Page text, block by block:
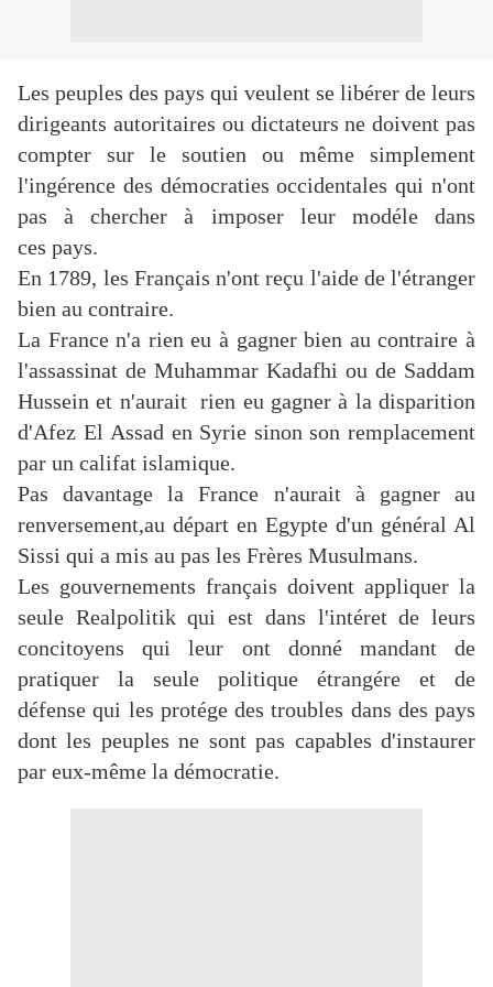
Les peuples des pays qui veulent se libérer de leurs
dirigeants autoritaires ou dictateurs ne doivent pas
compter sur le soutien ou même simplement
l'ingérence des démocraties occidentales qui n'ont
pas à chercher à imposer leur modéle dans
ces pays.
En 1789, les Français n'ont reçu l'aide de l'étranger
bien au contraire.
La France n'a rien eu à gagner bien au contraire à
l'assassinat de Muhammar Kadafhi ou de Saddam
Hussein et n'aurait rien eu gagner à la disparition
d'Afez El Assad en Syrie sinon son remplacement
par un califat islamique.
Pas davantage la France n'aurait à gagner au
renversement,au départ en Egypte d'un général Al
Sissi qui a mis au pas les Frères Musulmans.
Les gouvernements français doivent appliquer la
seule Realpolitik qui est dans l'intéret de leurs
concitoyens qui leur ont donné mandant de
pratiquer la seule politique étrangére et de
défense qui les protége des troubles dans des pays
dont les peuples ne sont pas capables d'instaurer
par eux-même la démocratie.